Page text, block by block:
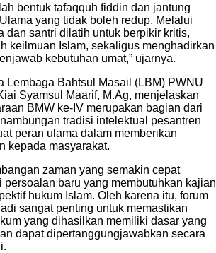
bentuk tafaqquh fiddin dan jantung
yang tidak boleh redup. Melalui
dan santri dilatih untuk berpikir kritis,
keilmuan Islam, sekaligus menghadirkan
kebutuhan umat,” ujarnya.
Lembaga Bahtsul Masail (LBM) PWNU
Syamsul Maarif, M.Ag, menjelaskan
BMW ke-IV merupakan bagian dari
tradisi intelektual pesantren
peran ulama dalam memberikan
kepada masyarakat.
zaman yang semakin cepat
persoalan baru yang membutuhkan kajian
hukum Islam. Oleh karena itu, forum
sangat penting untuk memastikan
yang dihasilkan memiliki dasar yang
dapat dipertanggungjawabkan secara